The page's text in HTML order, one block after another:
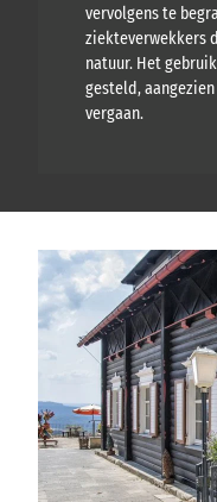
vervolgens te
ziekteverwekkers
natuur. Het
gesteld,
vergaan.